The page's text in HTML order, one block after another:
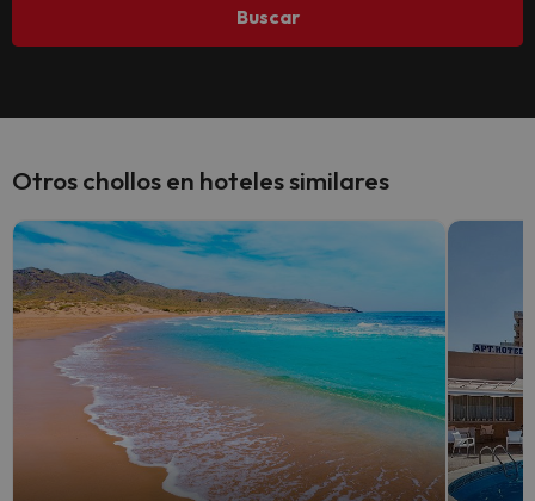
Buscar
Otros chollos en hoteles similares